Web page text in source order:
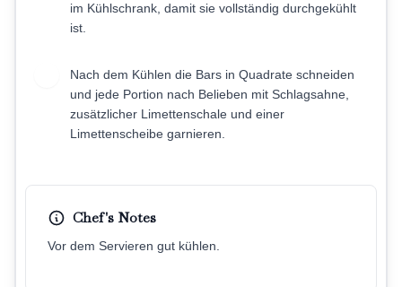
im Kühlschrank, damit sie vollständig durchgekühlt
ist.
Nach dem Kühlen die Bars in Quadrate schneiden
und jede Portion nach Belieben mit Schlagsahne,
zusätzlicher Limettenschale und einer
Limettenscheibe garnieren.
Chef's Notes
Vor dem Servieren gut kühlen.